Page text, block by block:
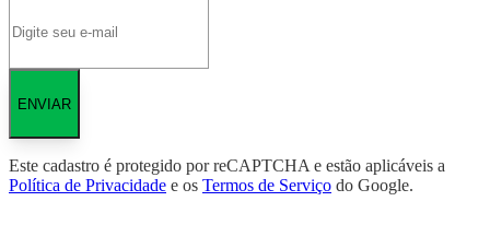
ENVIAR
Este cadastro é protegido por reCAPTCHA e estão aplicáveis a
Política de Privacidade e os Termos de Serviço do Google.